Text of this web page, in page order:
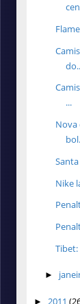
...
Nova
Nike
►
► 2011